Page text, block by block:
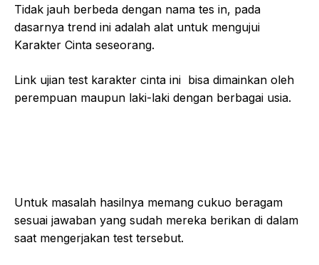
Tidak jauh berbeda dengan nama tes in, pada
dasarnya trend ini adalah alat untuk mengujui
Karakter Cinta seseorang.
Link ujian test karakter cinta ini bisa dimainkan oleh
perempuan maupun laki-laki dengan berbagai usia.
Untuk masalah hasilnya memang cukuo beragam
sesuai jawaban yang sudah mereka berikan di dalam
saat mengerjakan test tersebut.